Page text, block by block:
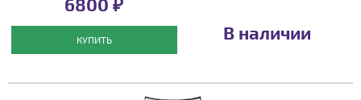
КУПИТЬ В наличии